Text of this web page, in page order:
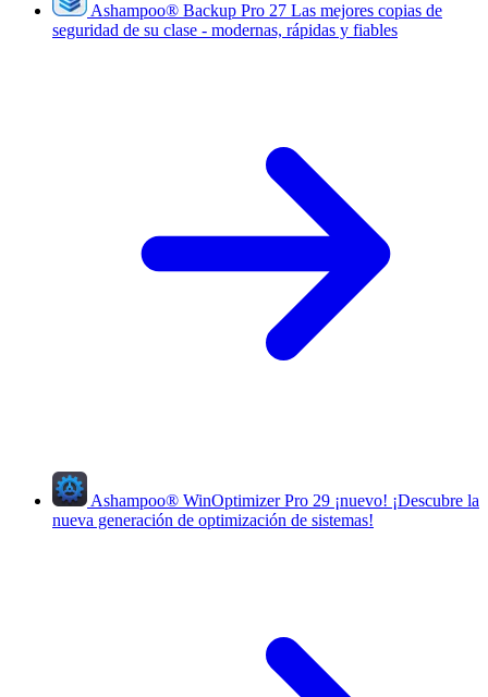
Ashampoo® Backup Pro 27 Las mejores copias de
seguridad de su clase - modernas, rápidas y fiables
Ashampoo® WinOptimizer Pro 29 ¡nuevo! ¡Descubre la
nueva generación de optimización de sistemas!